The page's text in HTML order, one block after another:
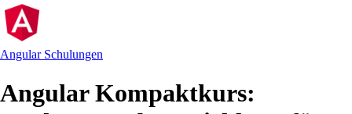
Angular Schulungen
Angular Kompaktkurs: